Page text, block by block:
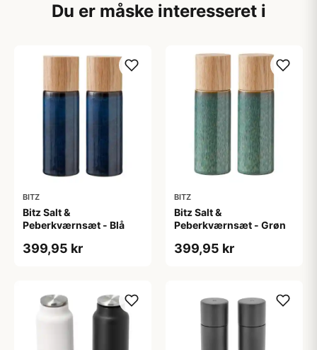
Du er måske interesseret i
BITZ
Bitz Salt &
Peberkværnsæt - Blå
399,95 kr
BITZ
Bitz Salt &
Peberkværnsæt - Grøn
399,95 kr